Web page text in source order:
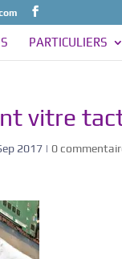
PARTICULIERS
vitre
2017 | 0